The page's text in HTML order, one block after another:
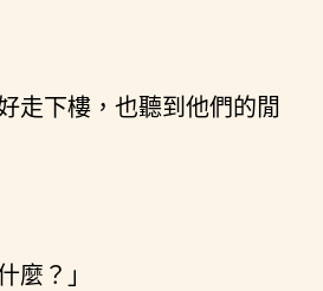
走下樓，也聽到他們的閒
麼？」